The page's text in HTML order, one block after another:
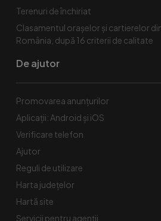
Terenuri de închiriat
Clasamentul orașelor și cartierelor
România, după 16 criterii de calitate
De ajutor
Promovarea anunțurilor
Aplicații: Android și iOS
Verificare telefon
Ajutor
Reguli de utilizare
Harta județelor
Hartă site
Servicii pentru agenții